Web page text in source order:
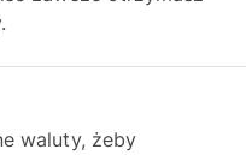
waluty, żeby